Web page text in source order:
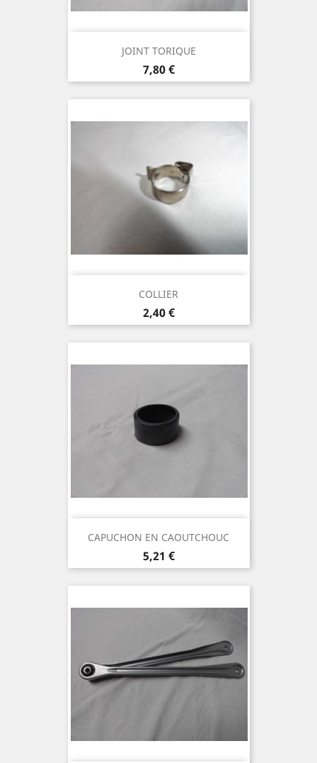
JOINT TORIQUE
Prix
7,80 €
COLLIER
Prix
2,40 €
CAPUCHON EN CAOUTCHOUC
Prix
5,21 €